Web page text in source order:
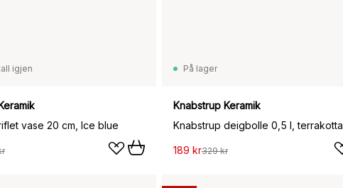
igjen
vase 20 cm, Ice blue
På lager
Knabstrup Keramik
Knabstrup deigbolle 0,5 l, terrakotta
189 kr329 kr